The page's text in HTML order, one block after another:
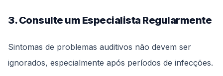
3. Consulte um Especialista Regularmente
Sintomas de problemas auditivos não devem ser
ignorados, especialmente após períodos de infecções.